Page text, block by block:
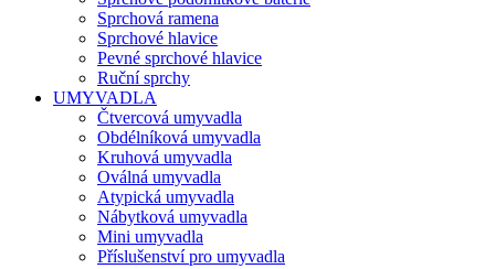
Sprchová ramena
Sprchové hlavice
Pevné sprchové hlavice
Ruční sprchy
UMYVADLA
Čtvercová umyvadla
Obdélníková umyvadla
Kruhová umyvadla
Oválná umyvadla
Atypická umyvadla
Nábytková umyvadla
Mini umyvadla
Příslušenství pro umyvadla